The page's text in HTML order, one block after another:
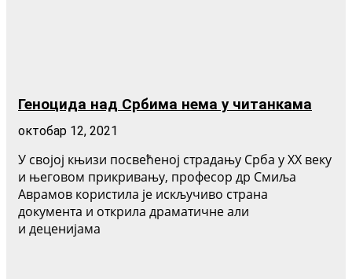
Геноцида над Србима нема у читанкама
октобар 12, 2021
У својој књизи посвећеној страдању Срба у XX веку
и његовом прикривању, професор др Смиља
Аврамов користила је искључиво страна
документа и открила драматичне али
и деценијама